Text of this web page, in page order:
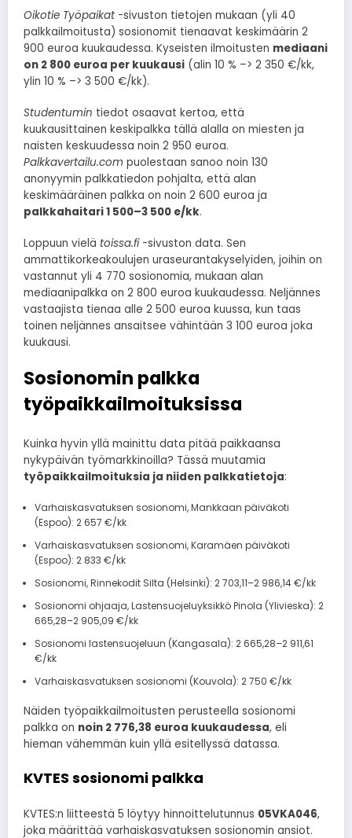
Oikotie Työpaikat -sivuston tietojen mukaan (yli 40
palkkailmoitusta) sosionomit tienaavat keskimäärin 2
900 euroa kuukaudessa. Kyseisten ilmoitusten mediaani
on 2 800 euroa per kuukausi (alin 10 % –> 2 350 €/kk,
ylin 10 % –> 3 500 €/kk).
Studentumin tiedot osaavat kertoa, että
kuukausittainen keskipalkka tällä alalla on miesten ja
naisten keskuudessa noin 2 950 euroa.
Palkkavertailu.com puolestaan sanoo noin 130
anonyymin palkkatiedon pohjalta, että alan
keskimääräinen palkka on noin 2 600 euroa ja
palkkahaitari 1 500–3 500 e/kk.
Loppuun vielä toissa.fi-sivuston data. Sen
ammattikorkeakoulujen uraseurantakyselyiden, joihin on
vastannut yli 4 770 sosionomia, mukaan alan
mediaanipalkka on 2 800 euroa kuukaudessa. Neljännes
vastaajista tienaa alle 2 500 euroa kuussa, kun taas
toinen neljännes ansaitsee vähintään 3 100 euroa joka
kuukausi.
Sosionomin palkka
työpaikkailmoituksissa
Kuinka hyvin yllä mainittu data pitää paikkaansa
nykypäivän työmarkkinoilla? Tässä muutamia
työpaikkailmoituksia ja niiden palkkatietoja:
Varhaiskasvatuksen sosionomi, Mankkaan päiväkoti
(Espoo): 2 657 €/kk
Varhaiskasvatuksen sosionomi, Karamäen päiväkoti
(Espoo): 2 833 €/kk
Sosionomi, Rinnekodit Silta (Helsinki): 2 703,11–2 986,14 €/kk
Sosionomi ohjaaja, Lastensuojeluyksikkö Pinola (Ylivieska): 2
665,28–2 905,09 €/kk
Sosionomi lastensuojeluun (Kangasala): 2 665,28–2 911,61
€/kk
Varhaiskasvatuksen sosionomi (Kouvola): 2 750 €/kk
Näiden työpaikkailmoitusten perusteella sosionomi
palkka on noin 2 776,38 euroa kuukaudessa, eli
hieman vähemmän kuin yllä esitellyssä datassa.
KVTES sosionomi palkka
KVTES:n liitteestä 5 löytyy hinnoittelutunnus 05VKA046,
joka määrittää varhaiskasvatuksen sosionomin ansiot.